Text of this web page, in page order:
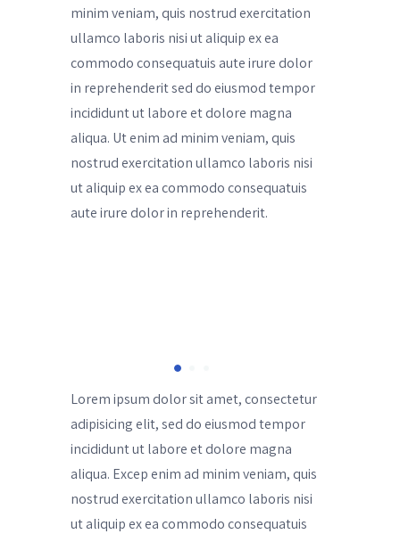
minim veniam, quis nostrud exercitation
ullamco laboris nisi ut aliquip ex ea
commodo consequatuis aute irure dolor
in reprehenderit sed do eiusmod tempor
incididunt ut labore et dolore magna
aliqua. Ut enim ad minim veniam, quis
nostrud exercitation ullamco laboris nisi
ut aliquip ex ea commodo consequatuis
aute irure dolor in reprehenderit.
Lorem ipsum dolor sit amet, consectetur
adipisicing elit, sed do eiusmod tempor
incididunt ut labore et dolore magna
aliqua. Excep enim ad minim veniam, quis
nostrud exercitation ullamco laboris nisi
ut aliquip ex ea commodo consequatuis